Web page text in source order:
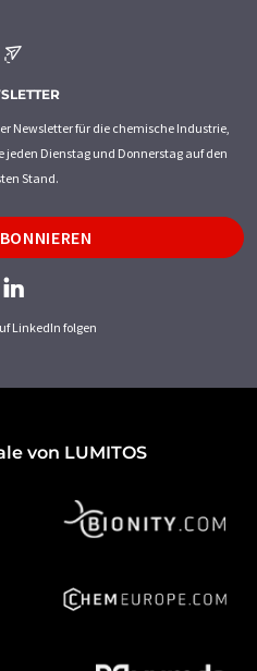
Newsletter für die chemische Industrie,
jeden Dienstag und Donnerstag auf den
Stand.
LinkedIn folgen
von LUMITOS